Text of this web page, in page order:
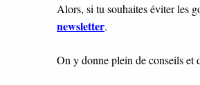
Alors, si tu souhaites éviter les
newsletter.
On y donne plein de conseils et